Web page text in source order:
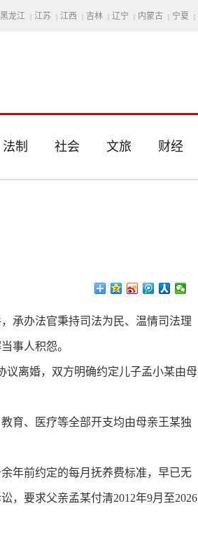
黑龙江 | 江苏 | 江西 | 吉林 | 辽宁 | 内蒙古 | 宁夏 |
法制 社会 文旅 财经
承办法官秉持司法为民、温情司法理
事人积怨。
离婚，双方明确约定儿子孟小某由母
育、医疗等全部开支均由母亲王某独
年前约定的每月抚养费标准，早已无
，要求父亲孟某付清2012年9月至2026